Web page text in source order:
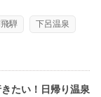
騨 下呂温泉
たい！日帰り温泉